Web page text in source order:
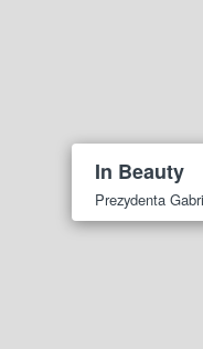
In Beauty
Prezydenta